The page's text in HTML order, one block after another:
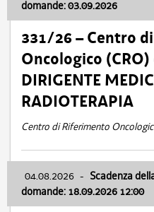
domande: 03.09.2026
331/26 – Centro
Oncologico
DIRIGENTE
RADIOTERAPIA
Centro di Riferimento
04.08.2026 - Scadenza
domande: 18.09.2026 12:00